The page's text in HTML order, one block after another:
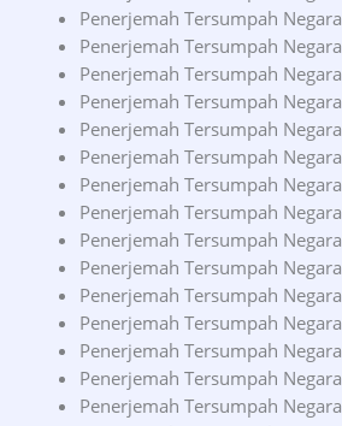
Penerjemah Tersumpah
Penerjemah Tersumpah
Penerjemah Tersumpah
Penerjemah Tersumpah
Penerjemah Tersumpah
Penerjemah Tersumpah
Penerjemah Tersumpah
Penerjemah Tersumpah
Penerjemah Tersumpah
Penerjemah Tersumpah
Penerjemah Tersumpah
Penerjemah Tersumpah
Penerjemah Tersumpah
Penerjemah Tersumpah
Penerjemah Tersumpah